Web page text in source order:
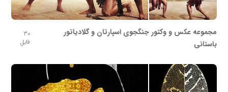
مجموعه عکس و وکتور جنگجوی اسپارتان و گلادیاتور
باستانی
30
فایل